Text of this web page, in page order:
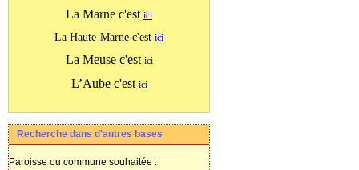
La Marne c'est ici
La Haute-Marne c'est ici
La Meuse c'est ici
L’Aube c'est ici
Recherche dans d'autres bases
Paroisse ou commune souhaitée :